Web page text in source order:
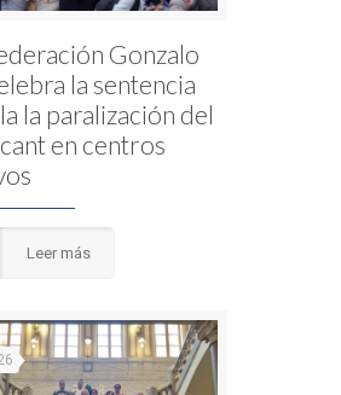
Gonzalo
la sentencia
la paralización del
en centros
Leer más